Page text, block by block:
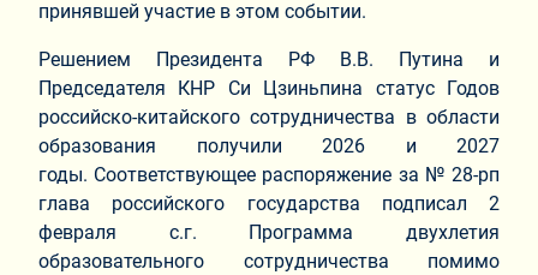
принявшей участие в этом событии.
Решением Президента РФ В.В. Путина и
Председателя КНР Си Цзиньпина статус Годов
российско-китайского сотрудничества в области
образования получили 2026 и 2027
годы. Соответствующее распоряжение за № 28-рп
глава российского государства подписал 2
февраля с.г. Программа двухлетия
образовательного сотрудничества помимо